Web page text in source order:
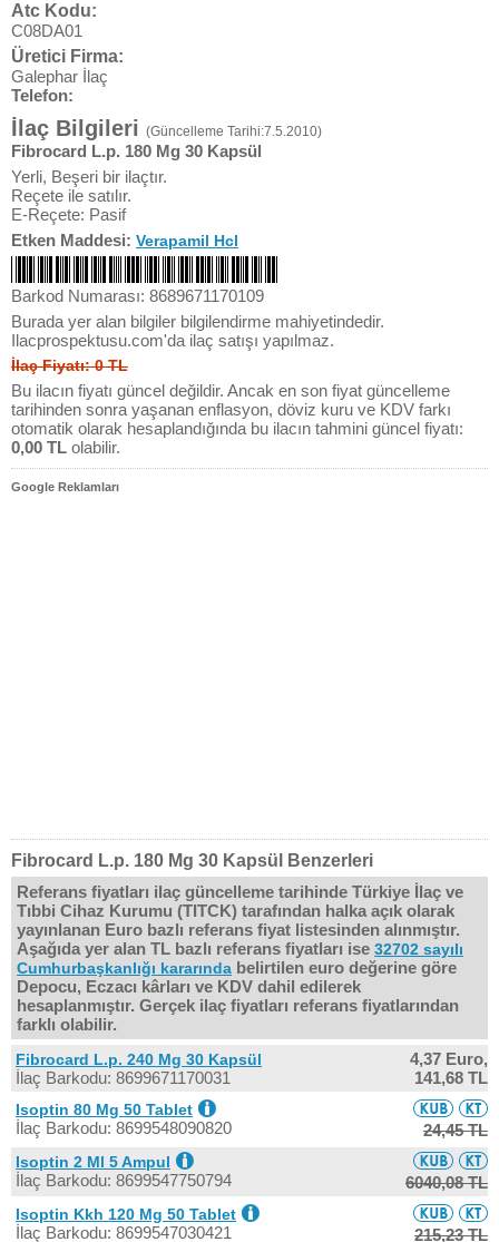
Atc Kodu:
C08DA01
Üretici Firma:
Galephar İlaç
Telefon:
İlaç Bilgileri (Güncelleme Tarihi:7.5.2010)
Fibrocard L.p. 180 Mg 30 Kapsül
Yerli, Beşeri bir ilaçtır.
Reçete ile satılır.
E-Reçete: Pasif
Etken Maddesi: Verapamil Hcl
Barkod Numarası: 8689671170109
Burada yer alan bilgiler bilgilendirme mahiyetindedir.
Ilacprospektusu.com'da ilaç satışı yapılmaz.
İlaç Fiyatı: 0 TL
Bu ilacın fiyatı güncel değildir. Ancak en son fiyat güncelleme
tarihinden sonra yaşanan enflasyon, döviz kuru ve KDV farkı
otomatik olarak hesaplandığında bu ilacın tahmini güncel fiyatı:
0,00 TL olabilir.
Google Reklamları
Fibrocard L.p. 180 Mg 30 Kapsül Benzerleri
Referans fiyatları ilaç güncelleme tarihinde Türkiye İlaç ve
Tıbbi Cihaz Kurumu (TITCK) tarafından halka açık olarak
yayınlanan Euro bazlı referans fiyat listesinden alınmıştır.
Aşağıda yer alan TL bazlı referans fiyatları ise 32702 sayılı
Cumhurbaşkanlığı kararında belirtilen euro değerine göre
Depocu, Eczacı kârları ve KDV dahil edilerek
hesaplanmıştır. Gerçek ilaç fiyatları referans fiyatlarından
farklı olabilir.
Fibrocard L.p. 240 Mg 30 Kapsül
İlaç Barkodu: 8699671170031
4,37 Euro,
141,68 TL
Isoptin 80 Mg 50 Tablet
İlaç Barkodu: 8699548090820 24,45 TL
Isoptin 2 Ml 5 Ampul
İlaç Barkodu: 8699547750794 6040,08 TL
Isoptin Kkh 120 Mg 50 Tablet
İlaç Barkodu: 8699547030421 215,23 TL